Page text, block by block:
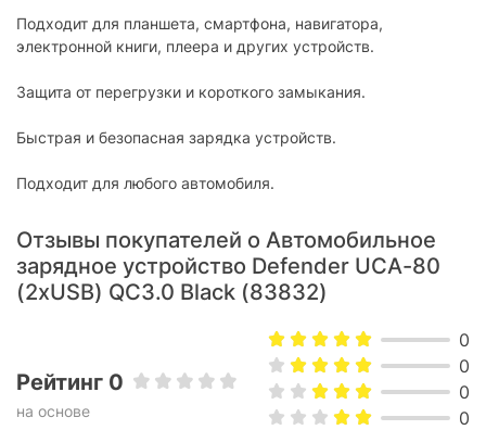
Подходит для планшета, смартфона, навигатора,
электронной книги, плеера и других устройств.
Защита от перегрузки и короткого замыкания.
Быстрая и безопасная зарядка устройств.
Подходит для любого автомобиля.
Отзывы покупателей о Автомобильное
зарядное устройство Defender UCA-80
(2хUSB) QC3.0 Black (83832)
Рейтинг 0
на основе
0
0
0
0